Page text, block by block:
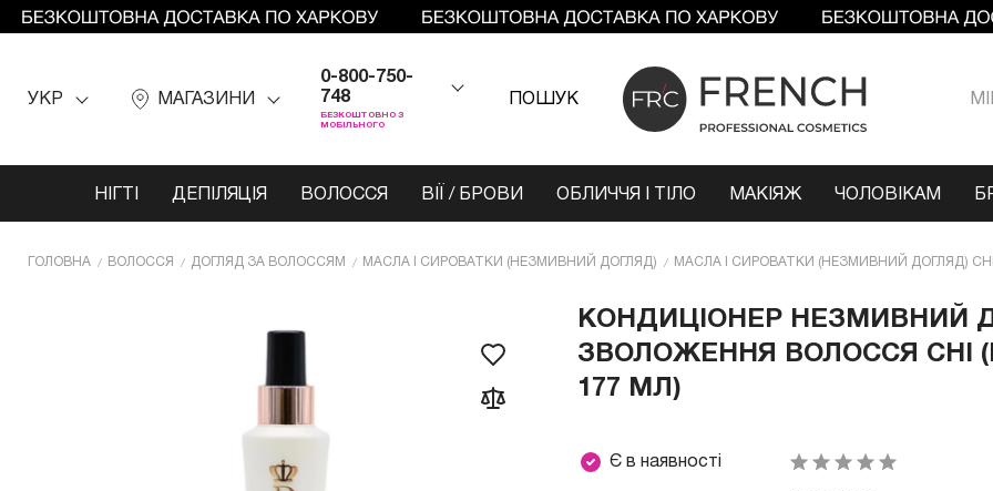
УКР МАГАЗИНИ
0-800-750-
748
БЕЗКОШТОВНО З
МОБІЛЬНОГО
ПОШУК
НІГТІ ДЕПІЛЯЦІЯ ВОЛОССЯ ВІЇ / БРОВИ ОБЛИЧЧЯ І ТІЛО МАКІЯЖ ЧОЛОВІКАМ
ГОЛОВНА ВОЛОССЯ ДОГЛЯД ЗА ВОЛОССЯМ МАСЛА І СИРОВАТКИ (НЕЗМИВНИЙ ДОГЛЯД) МАСЛА І СИРОВАТКИ (НЕЗМИВНИЙ ДОГЛЯД) CHI
КОНДИЦІОНЕР НЕЗМИВНИЙ
ЗВОЛОЖЕННЯ ВОЛОССЯ CHI
177 МЛ)
Є в наявності